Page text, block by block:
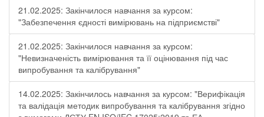
21.02.2025: Закінчилося навчання за курсом:
"Забезпечення єдності вимірювань на підприємстві"
21.02.2025: Закінчилося навчання за курсом:
"Невизначеність вимірювання та її оцінювання під час
випробування та калібрування"
14.02.2025: Закінчилось навчання за курсом: "Верифікація
та валідація методик випробування та калібрування згідно